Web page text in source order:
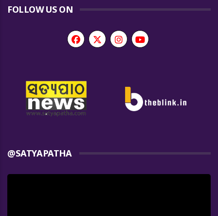
FOLLOW US ON
@SATYAPATHA